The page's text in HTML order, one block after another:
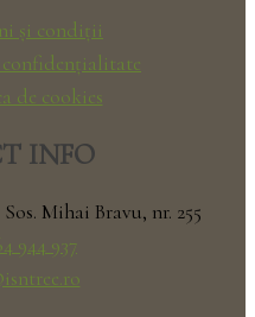
și condiții
de cookies
INFO
Mihai Bravu, nr. 255
944 937